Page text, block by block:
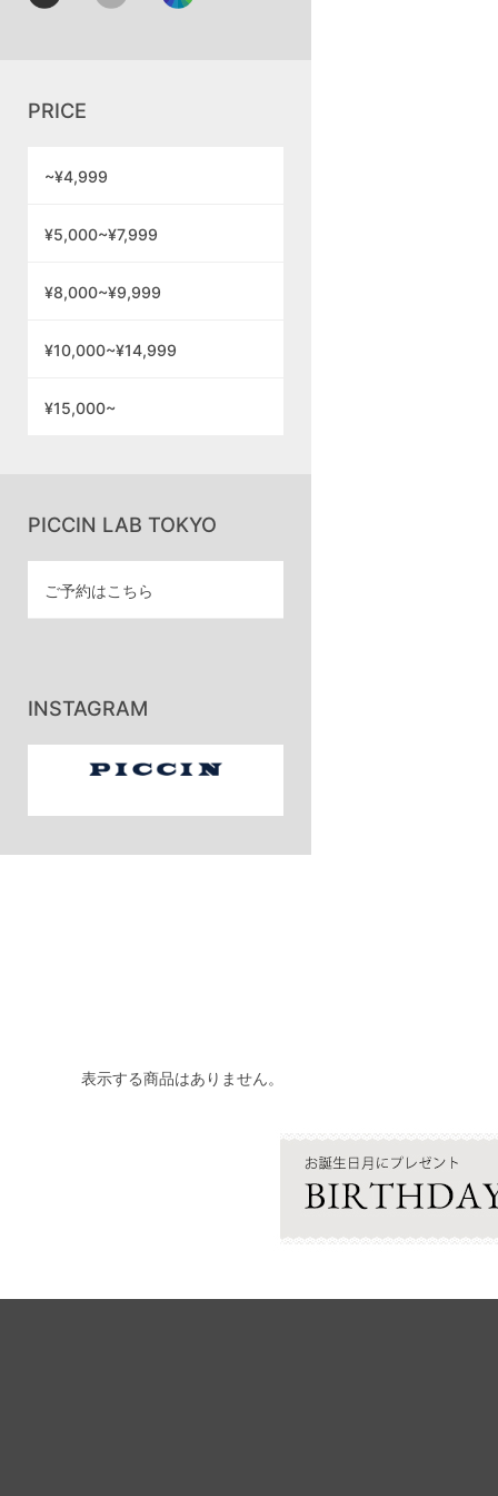
PRICE
~¥4,999
¥5,000~¥7,999
¥8,000~¥9,999
¥10,000~¥14,999
¥15,000~
PICCIN LAB TOKYO
ご予約はこちら
INSTAGRAM
表示する商品はありません。